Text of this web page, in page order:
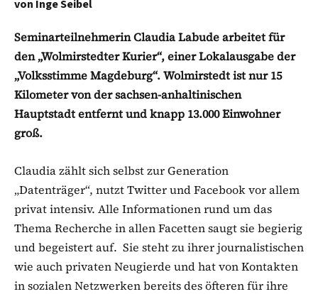
von Inge Seibel
Seminarteilnehmerin Claudia Labude arbeitet für
den „Wolmirstedter Kurier“, einer Lokalausgabe der
„Volksstimme Magdeburg“. Wolmirstedt ist nur 15
Kilometer von der sachsen-anhaltinischen
Hauptstadt entfernt und knapp 13.000 Einwohner
groß.
Claudia zählt sich selbst zur Generation
„Datenträger“, nutzt Twitter und Facebook vor allem
privat intensiv. Alle Informationen rund um das
Thema Recherche in allen Facetten saugt sie begierig
und begeistert auf. Sie steht zu ihrer journalistischen
wie auch privaten Neugierde und hat von Kontakten
in sozialen Netzwerken bereits des öfteren für ihre